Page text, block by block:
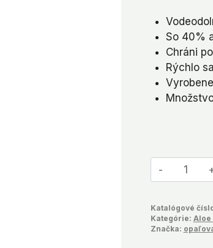
So 40%
Chráni
Rýchlo
Aloe
mlieko
na
Katalógové
Kategórie: Aloe
Značka: